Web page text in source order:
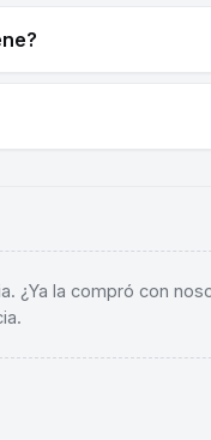
¿Ya la compró con